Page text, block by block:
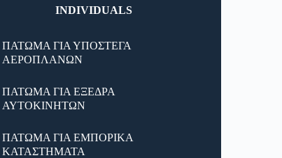
INDIVIDUALS
ΠΑΤΩΜΑ ΓΙΑ ΥΠΟΣΤΕΓΑ
ΑΕΡΟΠΛΑΝΩΝ
ΠΑΤΩΜΑ ΓΙΑ ΕΞΕΔΡΑ
ΑΥΤΟΚΙΝΗΤΩΝ
ΠΑΤΩΜΑ ΓΙΑ ΕΜΠΟΡΙΚΑ
ΚΑΤΑΣΤΗΜΑΤΑ